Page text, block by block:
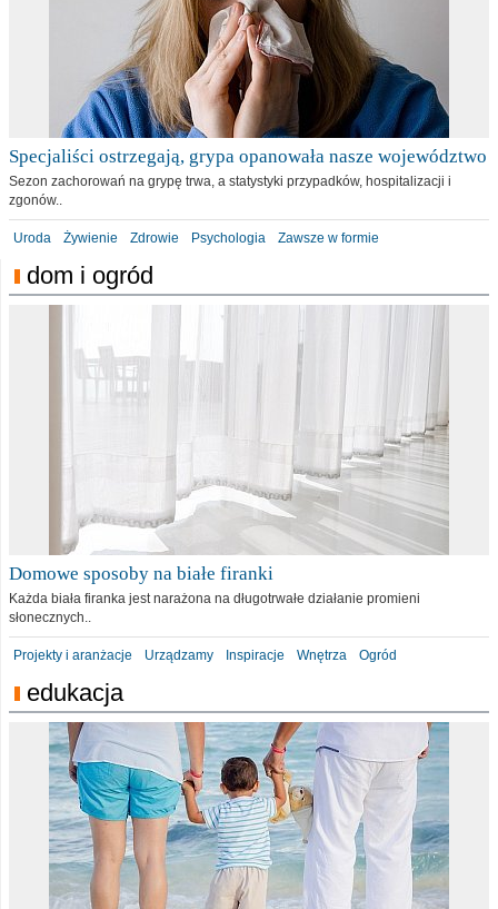
Specjaliści ostrzegają, grypa opanowała nasze województwo
Sezon zachorowań na grypę trwa, a statystyki przypadków, hospitalizacji i
zgonów..
Uroda Żywienie Zdrowie Psychologia Zawsze w formie
dom i ogród
Domowe sposoby na białe firanki
Każda biała firanka jest narażona na długotrwałe działanie promieni
słonecznych..
Projekty i aranżacje Urządzamy Inspiracje Wnętrza Ogród
edukacja